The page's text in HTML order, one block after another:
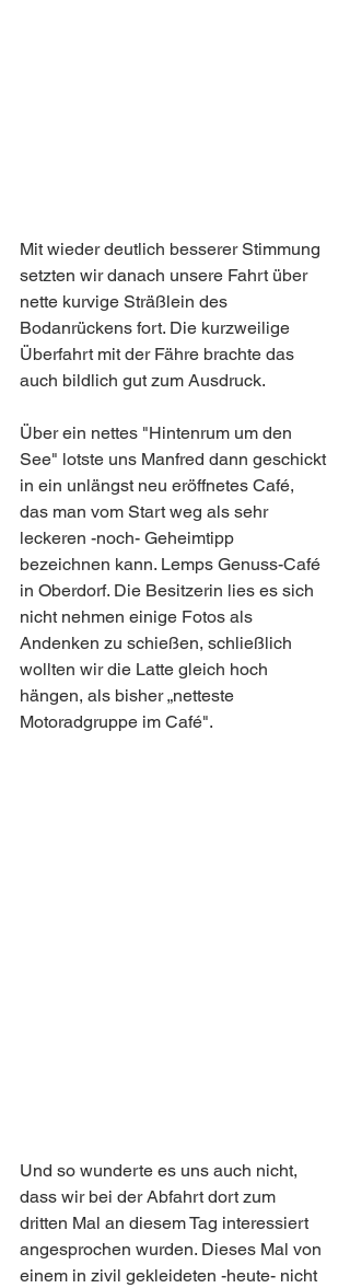
Mit wieder deutlich besserer Stimmung
setzten wir danach unsere Fahrt über
nette kurvige Sträßlein des
Bodanrückens fort. Die kurzweilige
Überfahrt mit der Fähre brachte das
auch bildlich gut zum Ausdruck.
Über ein nettes "Hintenrum um den
See" lotste uns Manfred dann geschickt
in ein unlängst neu eröffnetes Café,
das man vom Start weg als sehr
leckeren -noch- Geheimtipp
bezeichnen kann. Lemps Genuss-Café
in Oberdorf. Die Besitzerin lies es sich
nicht nehmen einige Fotos als
Andenken zu schießen, schließlich
wollten wir die Latte gleich hoch
hängen, als bisher „netteste
Motoradgruppe im Café".
Und so wunderte es uns auch nicht,
dass wir bei der Abfahrt dort zum
dritten Mal an diesem Tag interessiert
angesprochen wurden. Dieses Mal von
einem in zivil gekleideten -heute- nicht